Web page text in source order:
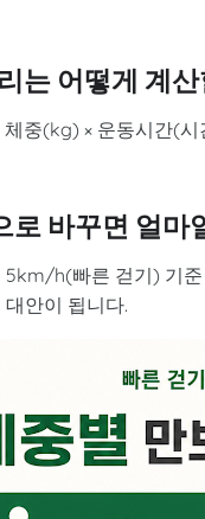
는 어떻게 계
중(kg) × 운동시간(
로 바꾸면 얼마
h(빠른 걷기) 기준
안이 됩니다.